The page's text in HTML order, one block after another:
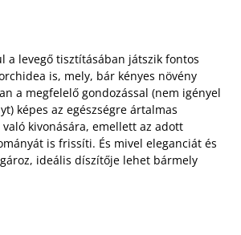
a levegő tisztításában játszik fontos
is, mely, bár kényes növény
a megfelelő gondozással (nem igényel
képes az egészségre ártalmas
kivonására, emellett az adott
is frissíti. És mivel eleganciát és
ideális díszítője lehet bármely